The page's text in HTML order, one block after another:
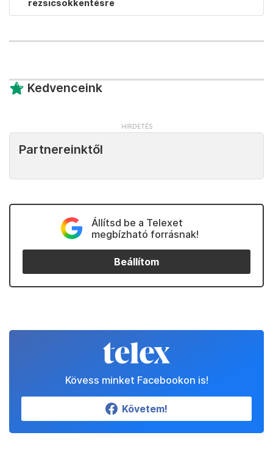
rezsicsökkentésre
Kedvenceink
Partnereinktől
Állítsd be a Telexet
megbízható forrásnak!
Beállítom
Kövess minket Facebookon is!
Követem!